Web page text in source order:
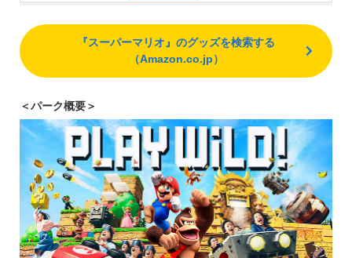
『スーパーマリオ』のグッズを検索する
（Amazon.co.jp）
＜パーク概要＞